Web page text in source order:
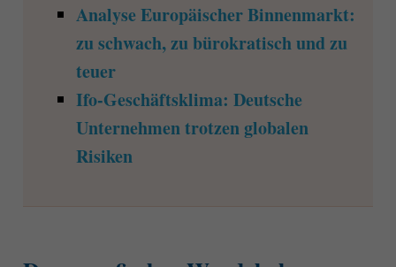
Analyse Europäischer Binnenmarkt:
zu schwach, zu bürokratisch und zu
teuer
Ifo-Geschäftsklima: Deutsche
Unternehmen trotzen globalen
Risiken